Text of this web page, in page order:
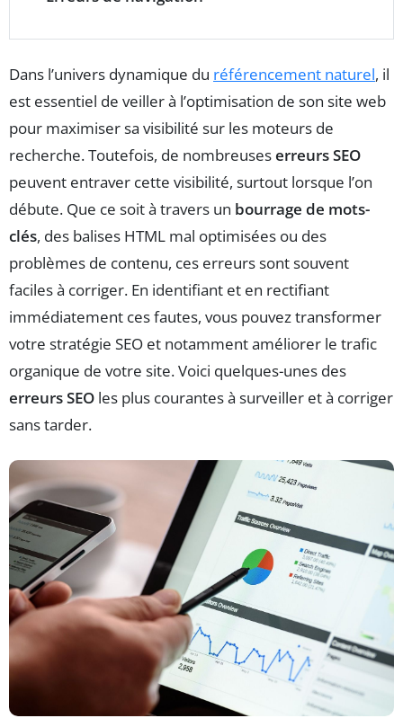
Dans l’univers dynamique du référencement naturel, il
est essentiel de veiller à l’optimisation de son site web
pour maximiser sa visibilité sur les moteurs de
recherche. Toutefois, de nombreuseserreurs SEO
peuvent entraver cette visibilité, surtout lorsque l’on
débute. Que ce soit à travers un bourrage de mots-
clés, des balises HTML mal optimisées ou des
problèmes de contenu, ces erreurs sont souvent
faciles à corriger. En identifiant et en rectifiant
immédiatement ces fautes, vous pouvez transformer
votre stratégie SEO et notamment améliorer le trafic
organique de votre site. Voici quelques-unes des
erreurs SEO les plus courantes à surveiller et à corriger
sans tarder.